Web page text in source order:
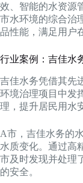
效、智能的水资源
市水环境的综合治
品性能，满足用户
行业案例：吉佳水
吉佳水务凭借其先
环境治理项目中发
理，提升居民用水
A市，吉佳水务的
水质变化。通过高
市及时发现并处理
的安全。